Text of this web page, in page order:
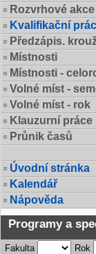
Rozvrhové akce
Kvalifikační
Předzápis.
Místnosti
Místnosti -
Volné míst -
Volné míst - rok
Klauzurní práce
Průnik časů
Úvodní stránka
Kalendář
Nápověda
Programy a
Fakulta Rok